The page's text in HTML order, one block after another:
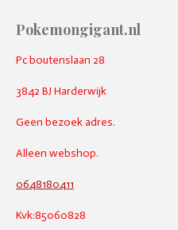
Pokemongigant.nl
Pc boutenslaan 28
3842 BJ Harderwijk
Geen bezoek adres.
Alleen webshop.
0648180411
Kvk:85060828